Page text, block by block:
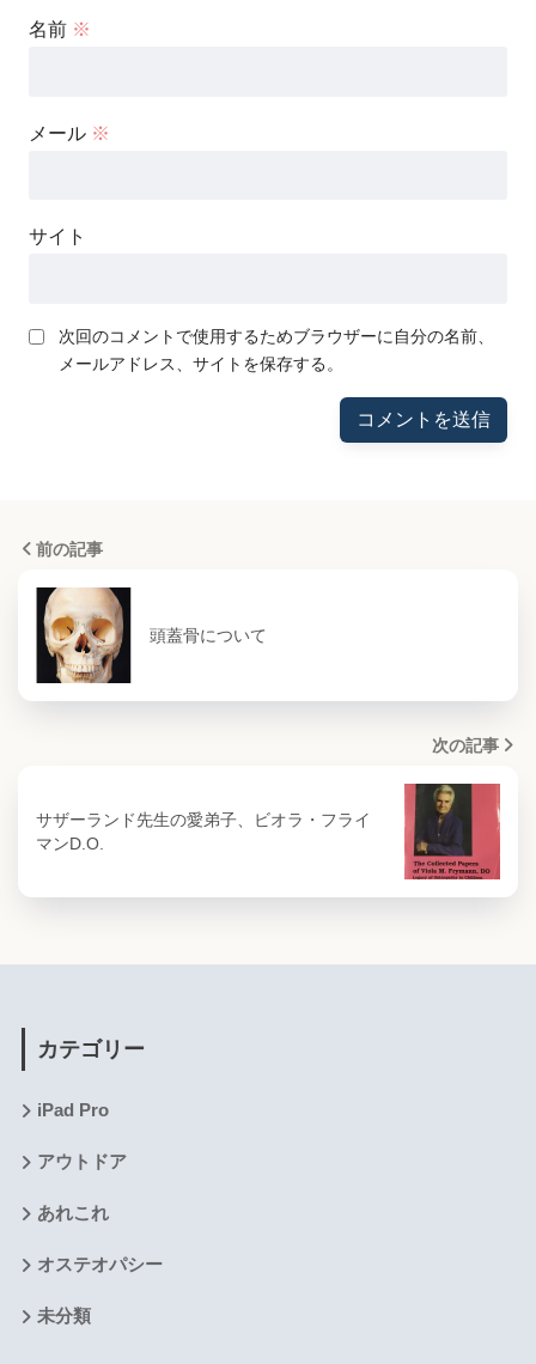
名前 ※
メール ※
サイト
次回のコメントで使用するためブラウザーに自分の名前、
メールアドレス、サイトを保存する。
前の記事
頭蓋骨について
次の記事
サザーランド先生の愛弟子、ビオラ・フライ
マンD.O.
カテゴリー
iPad Pro
アウトドア
あれこれ
オステオパシー
未分類